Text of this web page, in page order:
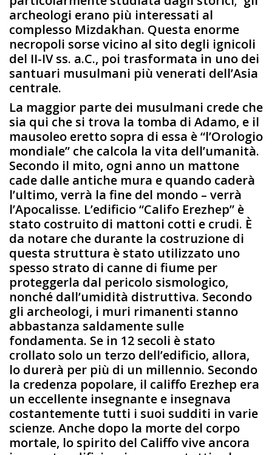
archeologi erano più interessati al
complesso Mizdakhan. Questa enorme
necropoli sorse vicino al sito degli ignicoli
del II-IV ss. a.C., poi trasformata in uno dei
santuari musulmani più venerati dell’Asia
centrale.
La maggior parte dei musulmani crede che
sia qui che si trova la tomba di Adamo, e il
mausoleo eretto sopra di essa è “l’Orologio
mondiale” che calcola la vita dell’umanità.
Secondo il mito, ogni anno un mattone
cade dalle antiche mura e quando caderà
l’ultimo, verrà la fine del mondo – verrà
l’Apocalisse. L’edificio “Califo Erezhep” è
stato costruito di mattoni cotti e crudi. È
da notare che durante la costruzione di
questa struttura è stato utilizzato uno
spesso strato di canne di fiume per
proteggerla dal pericolo sismologico,
nonché dall’umidità distruttiva. Secondo
gli archeologi, i muri rimanenti stanno
abbastanza saldamente sulle
fondamenta. Se in 12 secoli è stato
crollato solo un terzo dell’edificio, allora,
lo durerà per più di un millennio. Secondo
la credenza popolare, il califfo Erezhep era
un eccellente insegnante e insegnava
costantemente tutti i suoi sudditi in varie
scienze. Anche dopo la morte del corpo
mortale, lo spirito del Califfo vive ancora